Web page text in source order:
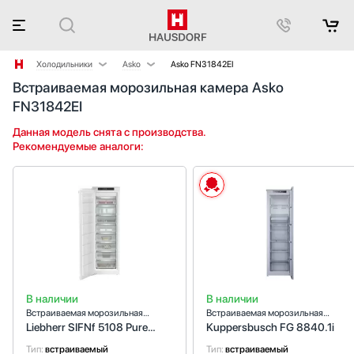
Холодильники
Аксессуары
Аксессуары и принадлежности
Акустические системы
Аромастанции
Барбекю
Беспроводные акустические системы
Вакуумные упаковщики
Варочные панели
Варочные центры
Вентиляторы
Весы
Винные шкафы
Asko
AEG
Bertazzoni
BORA
BORK
Festivo
Asko FN31842EI
Встраиваемая морозильная камера Asko
FN31842EI
Данная модель снята с производства.
Рекомендуемые аналоги:
В наличии
Встраиваемая морозильная
камера
Liebherr SIFNf 5108 Pure
NoFrost
Тип: встраиваемый
В наличии
Встраиваемая морозильная
камера
Kuppersbusch FG 8840.1i
Тип: встраиваемый